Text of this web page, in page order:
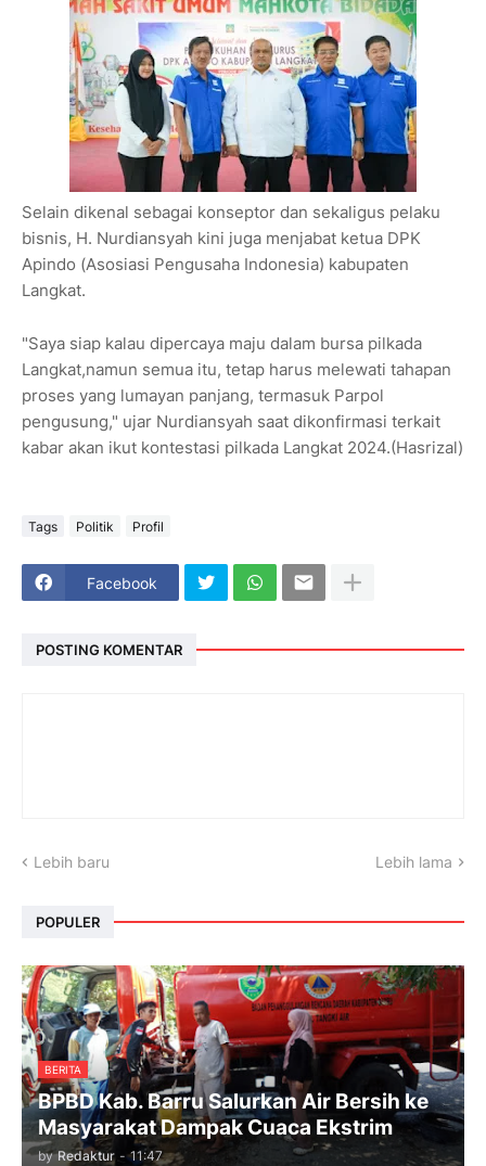
Selain dikenal sebagai konseptor dan sekaligus pelaku
bisnis, H. Nurdiansyah kini juga menjabat ketua DPK
Apindo (Asosiasi Pengusaha Indonesia) kabupaten
Langkat.
"Saya siap kalau dipercaya maju dalam bursa pilkada
Langkat,namun semua itu, tetap harus melewati tahapan
proses yang lumayan panjang, termasuk Parpol
pengusung," ujar Nurdiansyah saat dikonfirmasi terkait
kabar akan ikut kontestasi pilkada Langkat 2024.(Hasrizal)
Tags Politik Profil
Facebook
POSTING KOMENTAR
Lebih baru Lebih lama
POPULER
BERITA
BPBD Kab. Barru Salurkan Air Bersih ke
Masyarakat Dampak Cuaca Ekstrim
by Redaktur - 11:47